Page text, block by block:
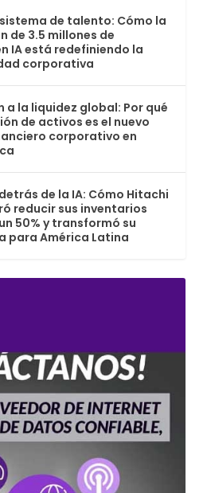
de talento: Cómo la
de 3.5 millones de
IA está redefiniendo la
corporativa
a la liquidez global: Por qué
de activos es el nuevo
corporativo en
de la IA: Cómo Hitachi
reducir sus inventarios
50% y transformó su
para América Latina